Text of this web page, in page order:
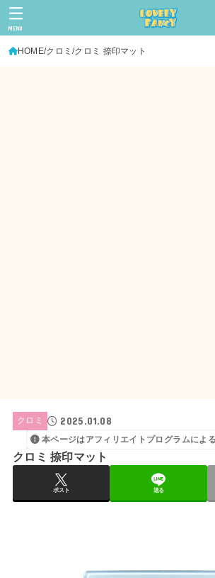
MENU
HOME クロミ クロミ 捺印マット
クロミ 2025.01.08
本ページはアフィリエイトプログラムによ
クロミ 捺印マット
ポスト 送る